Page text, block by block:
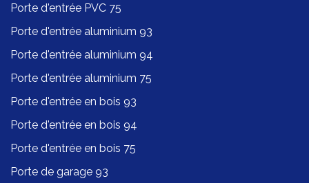
Porte d'entrée PVC 75
Porte d'entrée aluminium 93
Porte d'entrée aluminium 94
Porte d'entrée aluminium 75
Porte d'entrée en bois 93
Porte d'entrée en bois 94
Porte d'entrée en bois 75
Porte de garage 93